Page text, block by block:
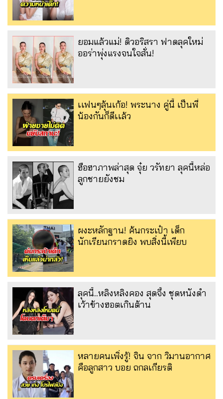
ยอมแล้วแม่! ดิวอริสรา ฟาดลุคใหม่
ออร่าพุ่งแรงจนใจสั่น!
เเฟนๆลุ้นเก้อ! พระนาง คู่นี้ เป็นพี่
น้องกันก็ดีเเล้ว
ฮือฮาภาพล่าสุด จุ๋ย วรัทยา ลุคนี้หล่อ
ลูกชายยังชม
ผงะหลักฐาน! ค้นกระเป๋า เด็ก
นักเรียนกราดยิง พบสิ่งนี้เพียบ
ลุคนี้..หลิงหลิงคอง สุดจึ้ง ชุดหนังดำ
เว้าข้างฮอตเกินต้าน
หลายคนเพิ่งรู้! จิน จาก วิมานอากาศ
คือลูกสาว บอย ถกลเกียรติ